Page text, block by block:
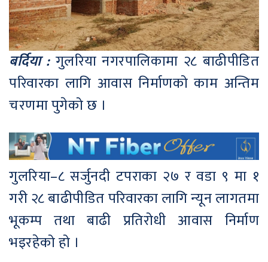
बर्दिया :गुलरिया नगरपालिकामा २८ बाढीपीडित
परिवारका लागि आवास निर्माणको काम अन्तिम
चरणमा पुगेको छ ।
गुलरिया–८ सर्जुनदी टपराका २७ र वडा ९ मा १
गरी २८ बाढीपीडित परिवारका लागि न्यून लागतमा
भूकम्प तथा बाढी प्रतिरोधी आवास निर्माण
भइरहेको हो ।